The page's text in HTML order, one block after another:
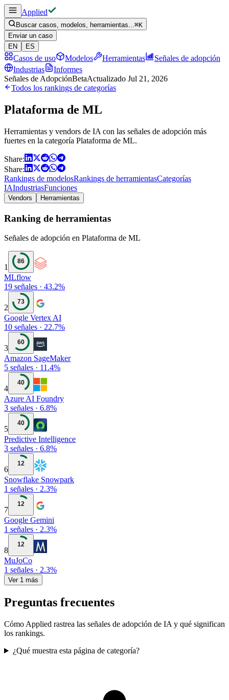
Applied
Buscar casos, modelos, herramientas...⌘K
Enviar un caso
EN
ES
Casos de uso Modelos Herramientas
Señales de adopción
Industrias
Informes
Señales de AdopciónBetaActualizado Jul 21, 2026
Todos los rankings de categorías
Plataforma de ML
Herramientas y vendors de IA con las señales de adopción más
fuertes en la categoría Plataforma de ML.
Share:
Share:
Rankings de modelosRankings de herramientasCategorías
IAIndustriasFunciones
Vendors Herramientas
Ranking de herramientas
Señales de adopción en Plataforma de ML
1
86
MLflow
19 señales · 43.2%
2
73
Google Vertex AI
10 señales · 22.7%
3
60
Amazon SageMaker
5 señales · 11.4%
4
40
Azure AI Foundry
3 señales · 6.8%
5
40
Predictive Intelligence
3 señales · 6.8%
6
12
Snowflake Snowpark
1 señales · 2.3%
7
12
Google Gemini
1 señales · 2.3%
8
12
MuJoCo
1 señales · 2.3%
Ver 1 más
Preguntas frecuentes
Cómo Applied rastrea las señales de adopción de IA y qué significan
los rankings.
¿Qué muestra esta página de categoría?